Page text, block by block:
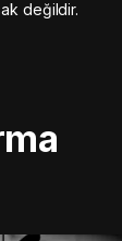
değildir.